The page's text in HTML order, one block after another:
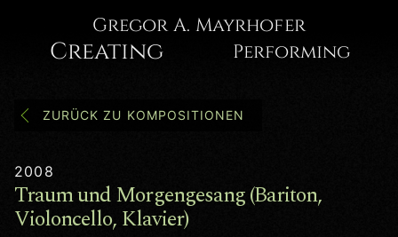
Creating
Gregor A. Mayrhofer
Performing
ZURÜCK ZU KOMPOSITIONEN
2008
Traum und Morgengesang (Bariton,
Violoncello, Klavier)